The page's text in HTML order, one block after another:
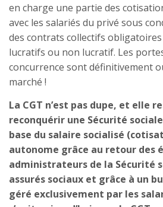
en charge une partie des
avec les salariés du privé sous
des contrats collectifs
lucratifs ou non lucratif. Les
concurrence sont définitivement
marché !
La CGT n’est pas dupe, et elle
reconquérir une Sécurité
base du salaire socialisé
autonome grâce au retour des
administrateurs de la Sécurité
assurés sociaux et grâce à un
géré exclusivement par les